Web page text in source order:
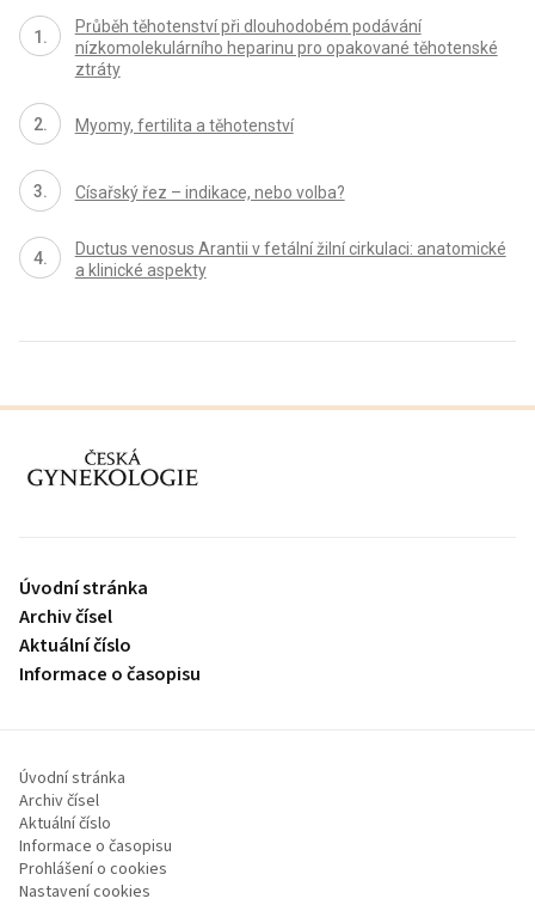
Průběh těhotenství při dlouhodobém podávání
nízkomolekulárního heparinu pro opakované těhotenské
ztráty
Myomy, fertilita a těhotenství
Císařský řez – indikace, nebo volba?
Ductus venosus Arantii v fetální žilní cirkulaci: anatomické
a klinické aspekty
proLékaře.cz
Úvodní stránka
Archiv čísel
Aktuální číslo
Informace o časopisu
Úvodní stránka
Archiv čísel
Aktuální číslo
Informace o časopisu
Prohlášení o cookies
Nastavení cookies